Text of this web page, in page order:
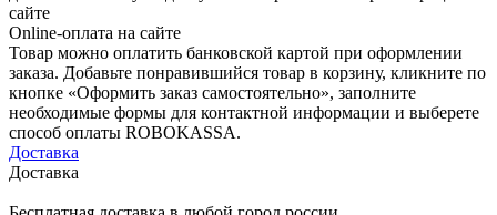
сайте
Online-оплата на сайте
Товар можно оплатить банковской картой при оформлении
заказа. Добавьте понравившийся товар в корзину, кликните по
кнопке «Оформить заказ самостоятельно», заполните
необходимые формы для контактной информации и выберете
способ оплаты ROBOKASSA.
Доставка
Доставка